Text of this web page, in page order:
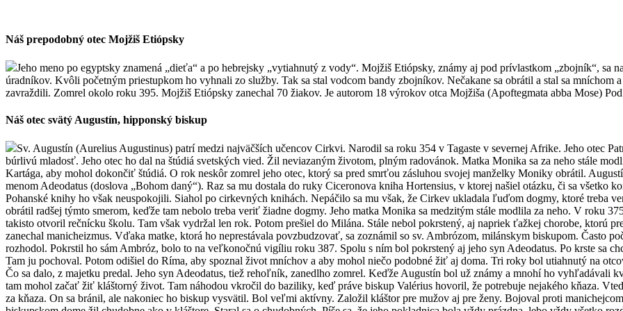
Náš prepodobný otec Mojžiš Etiópsky
Jeho meno po egyptsky znamená „dieťa“ a po hebrejsky „vytiahnutý z vody“. Mojžiš Etiópsky, známy aj pod prívlastkom „zbojník“,
úradníkov. Kvôli početným priestupkom ho vyhnali zo služby. Tak sa stal vodcom bandy zbojníkov. Nečakane sa obrátil a stal sa mníchom
zavraždili. Zomrel okolo roku 395. Mojžiš Etiópsky zanechal 70 žiakov. Je autorom 18 výrokov otca Mojžiša (Apoftegmata abba Mose)
Náš otec svätý Augustín, hipponský biskup
Sv. Augustín (Aurelius Augustinus) patrí medzi najväčších učencov Cirkvi. Narodil sa roku 354 v Tagaste v severnej Afrike. Jeho otec
búrlivú mladosť. Jeho otec ho dal na štúdiá svetských vied. Žil neviazaným životom, plným radovánok. Matka Monika sa za neho stále
Kartága, aby mohol dokončiť štúdiá. O rok neskôr zomrel jeho otec, ktorý sa pred smrťou zásluhou svojej manželky Moniky obrátil.
menom Adeodatus (doslova „Bohom daný“). Raz sa mu dostala do ruky Ciceronova kniha Hortensius, v ktorej našiel otázku, či sa
Pohanské knihy ho však neuspokojili. Siahol po cirkevných knihách. Nepáčilo sa mu však, že Cirkev ukladala ľuďom dogmy, ktoré treba
obrátil radšej týmto smerom, keďže tam nebolo treba veriť žiadne dogmy. Jeho matka Monika sa medzitým stále modlila za neho. V roku
takisto otvoril rečnícku školu. Tam však vydržal len rok. Potom prešiel do Milána. Stále nebol pokrstený, aj napriek ťažkej chorobe, ktorú
zanechal manicheizmus. Vďaka matke, ktorá ho neprestávala povzbudzovať, sa zoznámil so sv. Ambrózom, milánskym biskupom. Často
rozhodol. Pokrstil ho sám Ambróz, bolo to na veľkonočnú vigíliu roku 387. Spolu s ním bol pokrstený aj jeho syn Adeodatus. Po krste sa
Tam ju pochoval. Potom odišiel do Ríma, aby spoznal život mníchov a aby mohol niečo podobné žiť aj doma. Tri roky bol utiahnutý na
Čo sa dalo, z majetku predal. Jeho syn Adeodatus, tiež rehoľník, zanedlho zomrel. Keďže Augustín bol už známy a mnohí ho vyhľadávali
tam mohol začať žiť kláštorný život. Tam náhodou vkročil do baziliky, keď práve biskup Valérius hovoril, že potrebuje nejakého kňaza.
za kňaza. On sa bránil, ale nakoniec ho biskup vysvätil. Bol veľmi aktívny. Založil kláštor pre mužov aj pre ženy. Bojoval proti